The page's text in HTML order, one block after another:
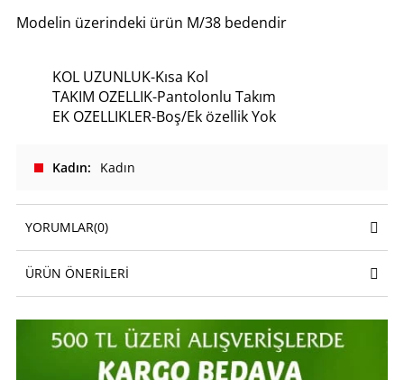
Modelin üzerindeki ürün M/38 bedendir
KOL UZUNLUK-Kısa Kol
TAKIM OZELLIK-Pantolonlu Takım
EK OZELLIKLER-Boş/Ek özellik Yok
Kadın Kadın
YORUMLAR(0)
ÜRÜN ÖNERILERI